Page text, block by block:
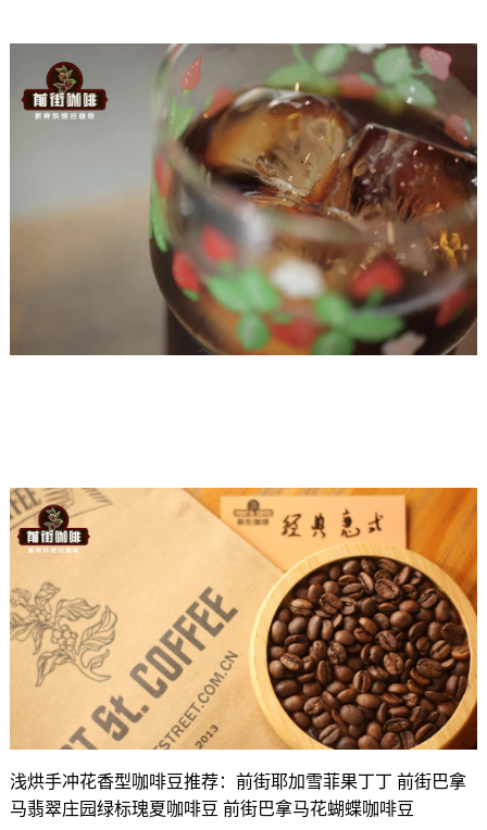
浅烘手冲花香型咖啡豆推荐：前街耶加雪菲果丁丁 前街巴拿
马翡翠庄园绿标瑰夏咖啡豆 前街巴拿马花蝴蝶咖啡豆